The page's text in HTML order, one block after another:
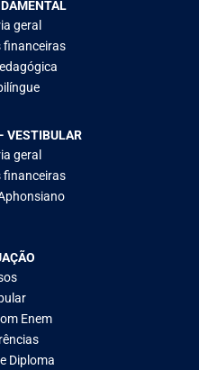
geral
financeiras
VESTIBULAR
geral
financeiras
Enem
Diploma